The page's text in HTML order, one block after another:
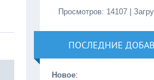
Просмотров: 14107 |
ПОСЛЕДНИЕ
Новое: